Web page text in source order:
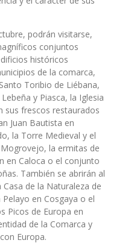
podrán visitarse,
conjuntos
históricos
de la comarca,
Toribio de Liébana,
y Piasca, la Iglesia
sus frescos restaurados
Juan Bautista en
la Torre Medieval y el
la ermitas de
en Caloca o el conjunto
También se abrirán al
de la Naturaleza de
en Cosgaya o el
Picos de Europa en
de la Comarca y
Europa.